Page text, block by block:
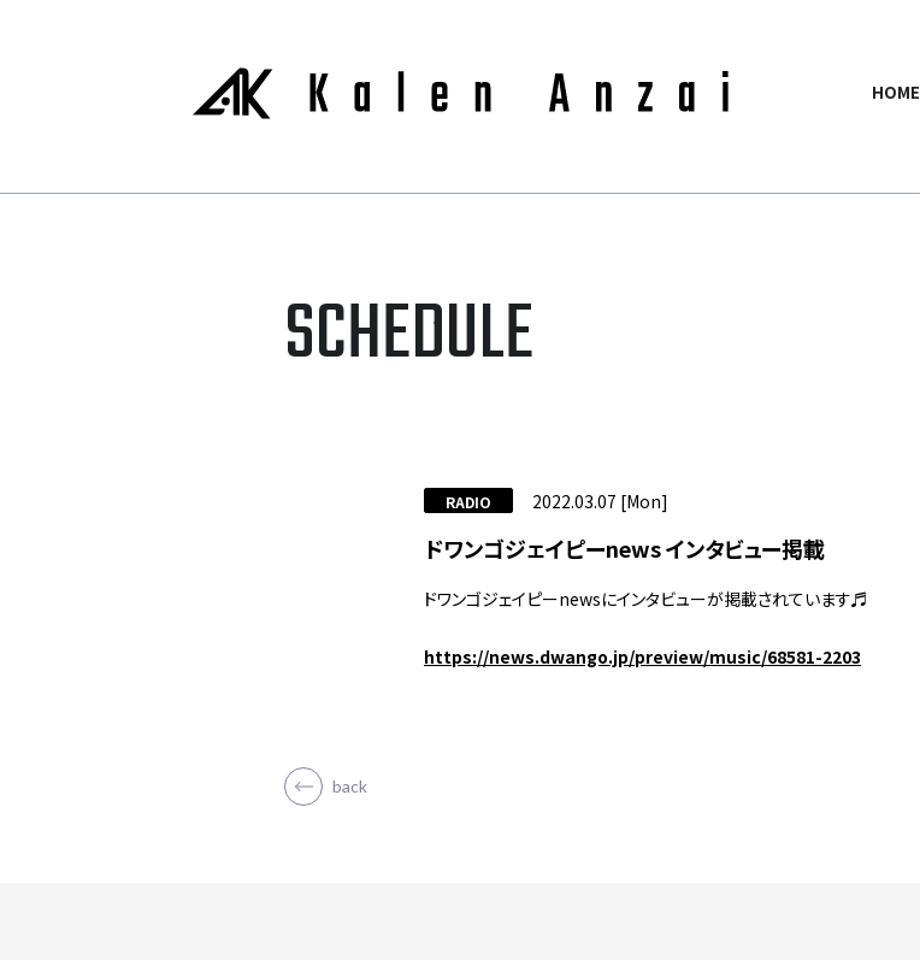
HOME
SCHEDULE
2022.03.07 [Mon]
RADIO
ドワンゴジェイピーnews インタビュー掲載
ドワンゴジェイピーnewsにインタビューが掲載されています♬
https://news.dwango.jp/preview/music/68581-2203
back